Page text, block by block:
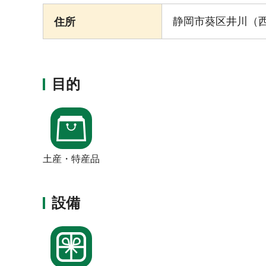
住所 静岡市葵区井川（
目的
土産・特産品
設備